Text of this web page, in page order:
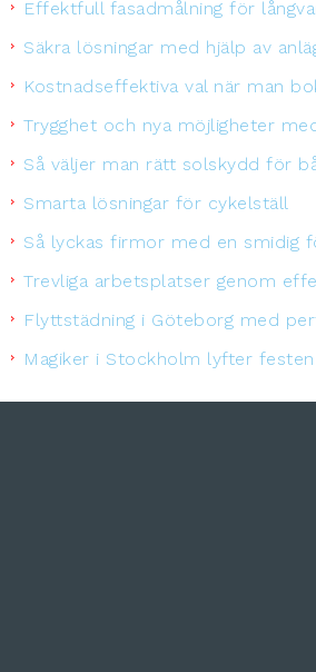
Effektfull fasadmålning för
Säkra lösningar med hjälp av
Kostnadseffektiva val när man
Trygghet och nya möjligheter
Så väljer man rätt solskydd för
Smarta lösningar för cykelställ
Så lyckas firmor med en smidig
Trevliga arbetsplatser genom
Flyttstädning i Göteborg med
Magiker i Stockholm lyfter